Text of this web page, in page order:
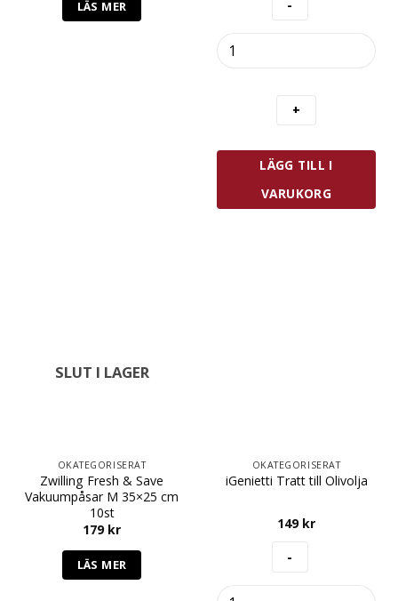
LÄS MER
Fresh
Vakuumbehållare
Glas
LÄGG TILL I
VARUKORG
SLUT I LAGER
OKATEGORISERAT
Zwilling Fresh & Save
Vakuumpåsar M 35×25 cm
10st
179 kr
LÄS MER
OKATEGORISERAT
iGenietti Tratt till Olivolja
149 kr